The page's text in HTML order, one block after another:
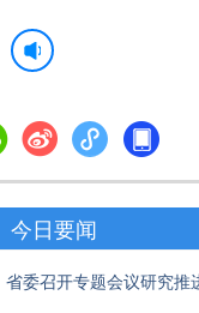
今日要闻
省委召开专题会议研究推